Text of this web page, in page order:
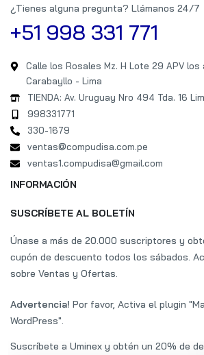
¿Tienes alguna pregunta? Llámanos 24/7
+51 998 331 771
Calle los Rosales Mz. H Lote 29 APV los
Carabayllo - Lima
TIENDA: Av. Uruguay Nro 494 Tda. 16
998331771
330-1679
ventas@compudisa.com.pe
ventas1.compudisa@gmail.com
INFORMACIÓN
SUSCRÍBETE AL BOLETÍN
Únase a más de 20.000 suscriptores y
cupón de descuento todos los sábados.
sobre Ventas y Ofertas.
Advertencia! Por favor, Activa el plugin
WordPress".
Suscríbete a Uminex y obtén un 20% de